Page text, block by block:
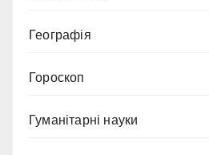
Географія
Гороскоп
Гуманітарні науки